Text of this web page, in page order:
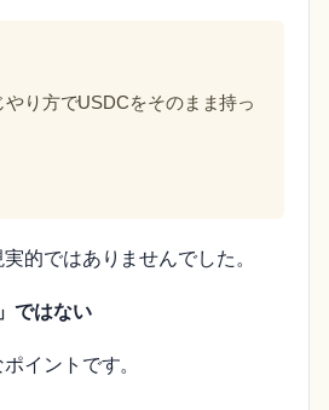
やり方でUSDCをそのまま持っ
的ではありませんでした。
ではない
イントです。